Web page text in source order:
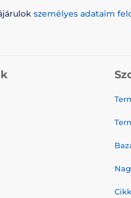
személyes adataim